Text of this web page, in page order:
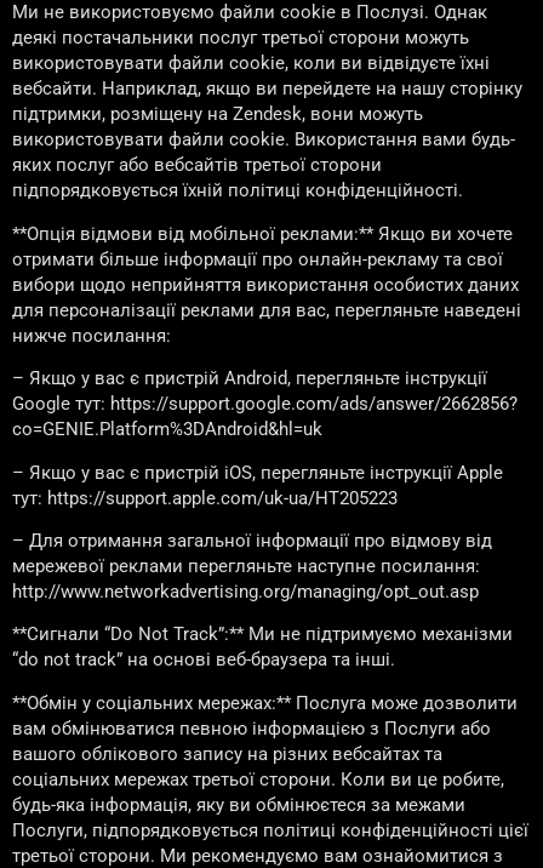
Ми не використовуємо файли cookie в Послузі. Однак
деякі постачальники послуг третьої сторони можуть
використовувати файли cookie, коли ви відвідуєте їхні
вебсайти. Наприклад, якщо ви перейдете на нашу сторінку
підтримки, розміщену на Zendesk, вони можуть
використовувати файли cookie. Використання вами будь-
яких послуг або вебсайтів третьої сторони
підпорядковується їхній політиці конфіденційності.
**Опція відмови від мобільної реклами:** Якщо ви хочете
отримати більше інформації про онлайн-рекламу та свої
вибори щодо неприйняття використання особистих даних
для персоналізації реклами для вас, перегляньте наведені
нижче посилання:
– Якщо у вас є пристрій Android, перегляньте інструкції
Google тут: https://support.google.com/ads/answer/2662856?
co=GENIE.Platform%3DAndroid&hl=uk
– Якщо у вас є пристрій iOS, перегляньте інструкції Apple
тут: https://support.apple.com/uk-ua/HT205223
– Для отримання загальної інформації про відмову від
мережевої реклами перегляньте наступне посилання:
http://www.networkadvertising.org/managing/opt_out.asp
**Сигнали “Do Not Track”:** Ми не підтримуємо механізми
“do not track” на основі веб-браузера та інші.
**Обмін у соціальних мережах:** Послуга може дозволити
вам обмінюватися певною інформацією з Послуги або
вашого облікового запису на різних вебсайтах та
соціальних мережах третьої сторони. Коли ви це робите,
будь-яка інформація, яку ви обмінюєтеся за межами
Послуги, підпорядковується політиці конфіденційності цієї
третьої сторони. Ми рекомендуємо вам ознайомитися з